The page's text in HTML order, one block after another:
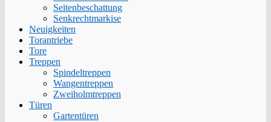
Seitenbeschattung
Senkrechtmarkise
Neuigkeiten
Torantriebe
Tore
Treppen
Spindeltreppen
Wangentreppen
Zweiholmtreppen
Türen
Gartentüren